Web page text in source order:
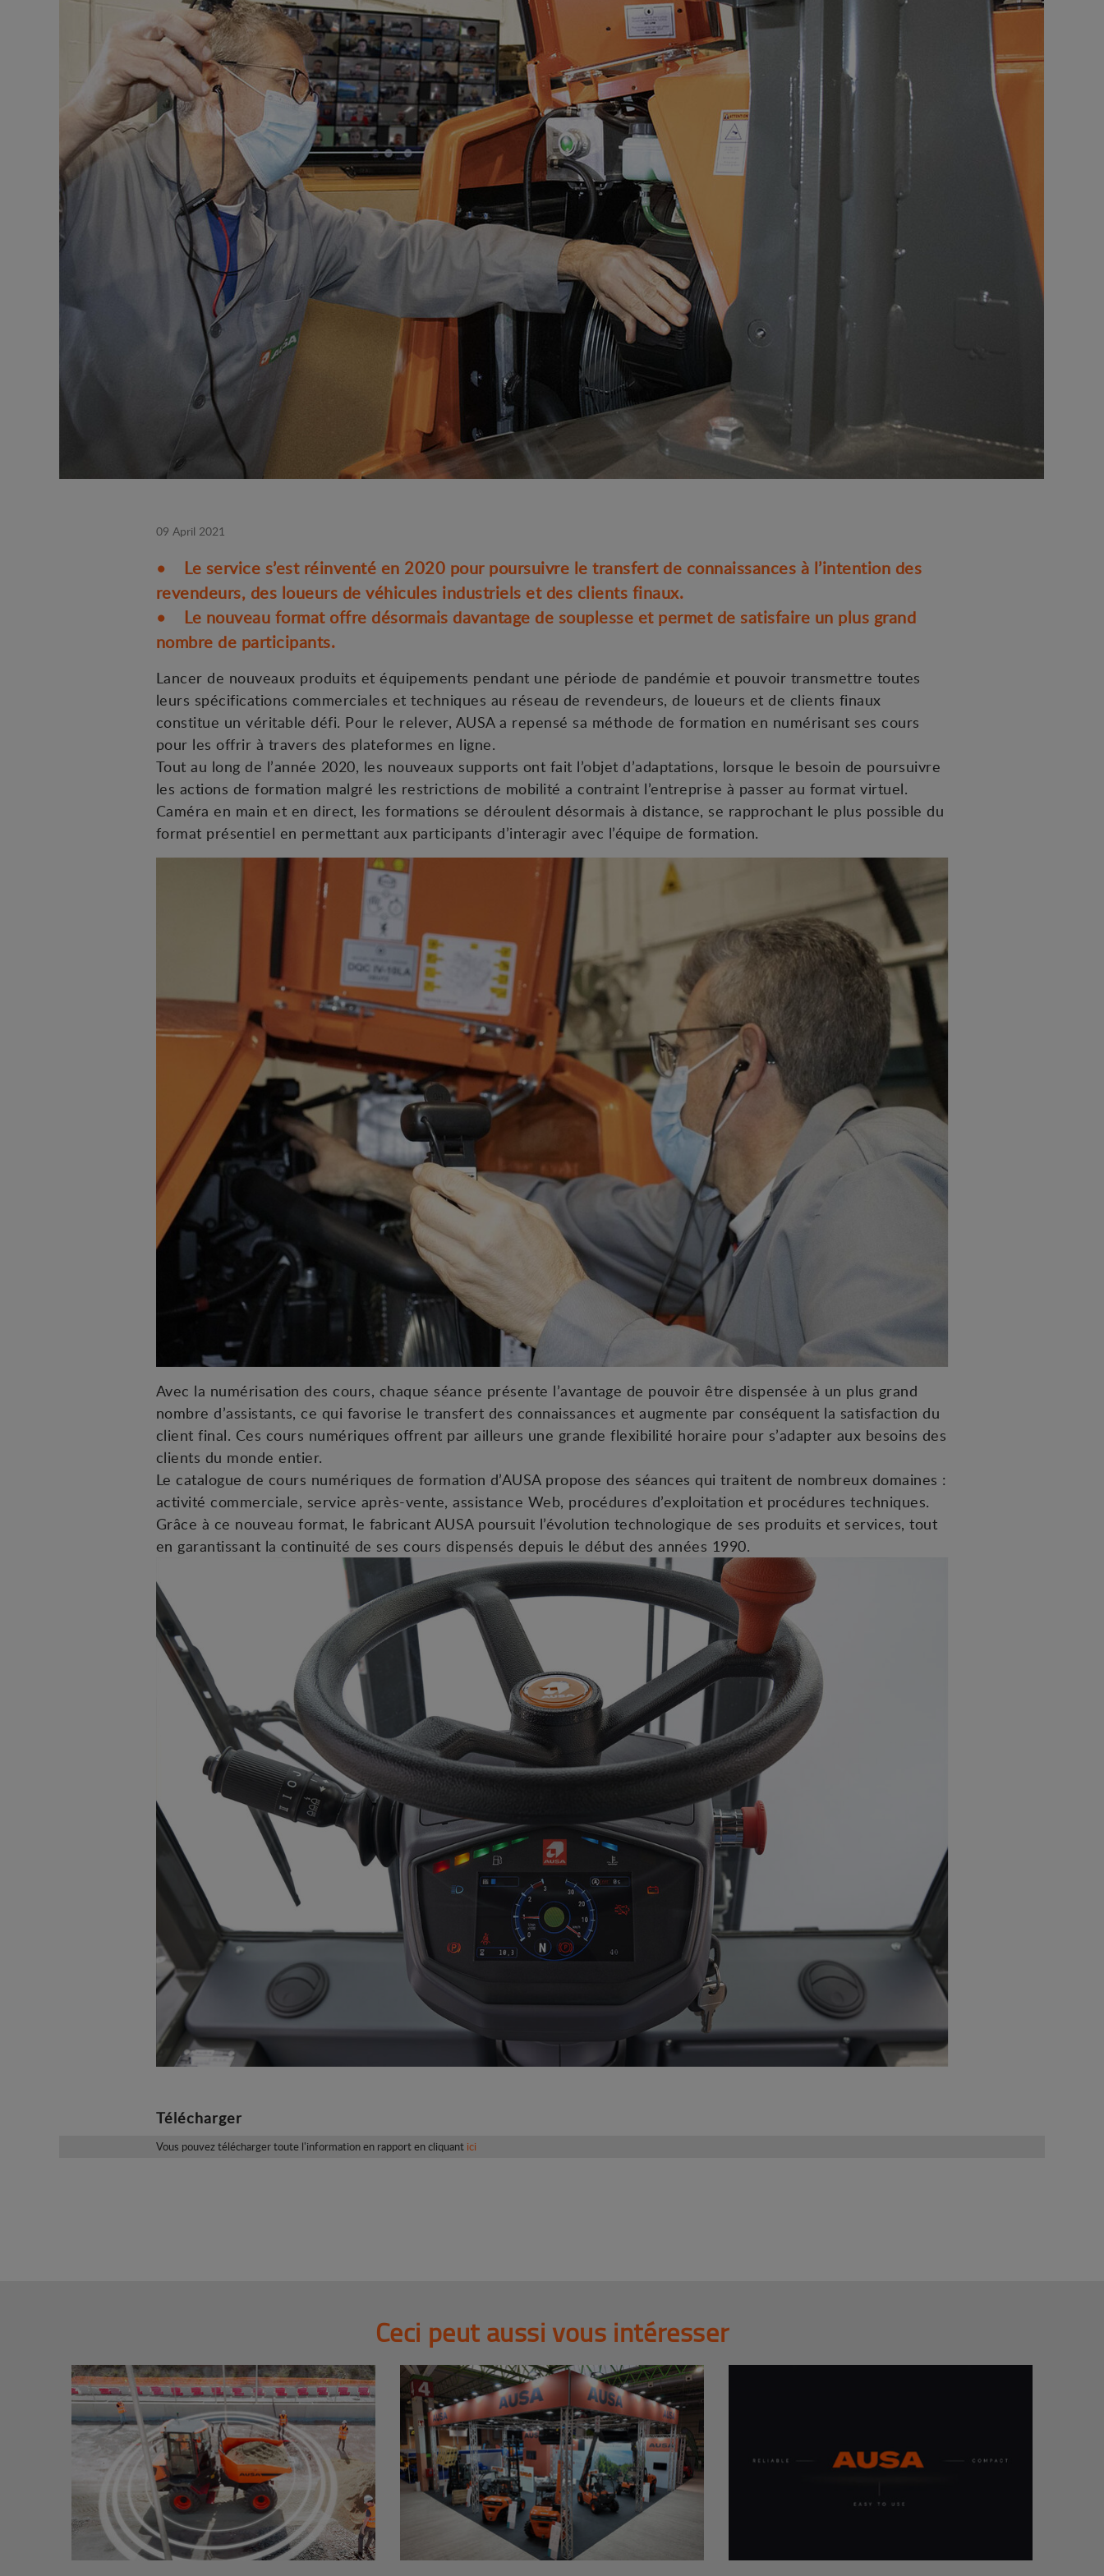
09 April 2021
• Le service s’est réinventé en 2020 pour poursuivre le transfert de connaissances à l’intention des
revendeurs, des loueurs de véhicules industriels et des clients finaux.
• Le nouveau format offre désormais davantage de souplesse et permet de satisfaire un plus grand
nombre de participants.
Lancer de nouveaux produits et équipements pendant une période de pandémie et pouvoir transmettre toutes
leurs spécifications commerciales et techniques au réseau de revendeurs, de loueurs et de clients finaux
constitue un véritable défi. Pour le relever, AUSA a repensé sa méthode de formation en numérisant ses cours
pour les offrir à travers des plateformes en ligne.
Tout au long de l’année 2020, les nouveaux supports ont fait l’objet d’adaptations, lorsque le besoin de poursuivre
les actions de formation malgré les restrictions de mobilité a contraint l’entreprise à passer au format virtuel.
Caméra en main et en direct, les formations se déroulent désormais à distance, se rapprochant le plus possible du
format présentiel en permettant aux participants d’interagir avec l’équipe de formation.
Avec la numérisation des cours, chaque séance présente l’avantage de pouvoir être dispensée à un plus grand
nombre d’assistants, ce qui favorise le transfert des connaissances et augmente par conséquent la satisfaction du
client final. Ces cours numériques offrent par ailleurs une grande flexibilité horaire pour s’adapter aux besoins des
clients du monde entier.
Le catalogue de cours numériques de formation d’AUSA propose des séances qui traitent de nombreux domaines :
activité commerciale, service après-vente, assistance Web, procédures d’exploitation et procédures techniques.
Grâce à ce nouveau format, le fabricant AUSA poursuit l’évolution technologique de ses produits et services, tout
en garantissant la continuité de ses cours dispensés depuis le début des années 1990.
Télécharger
Vous pouvez télécharger toute l'information en rapport en cliquant ici
Ceci peut aussi vous intéresser